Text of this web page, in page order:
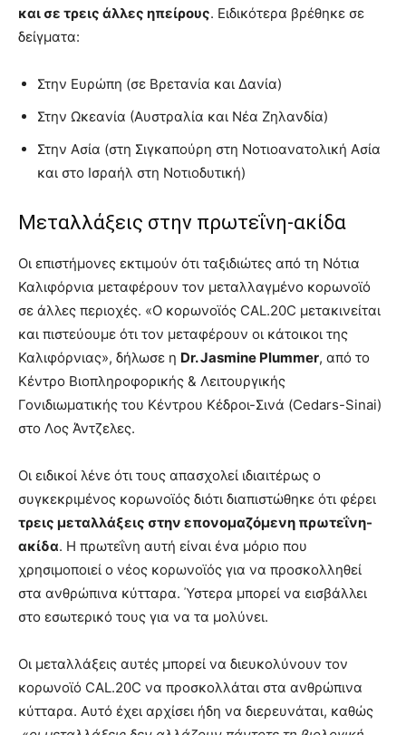
και σε τρεις άλλες ηπείρους. Ειδικότερα βρέθηκε σε
δείγματα:
Στην Ευρώπη (σε Βρετανία και Δανία)
Στην Ωκεανία (Αυστραλία και Νέα Ζηλανδία)
Στην Ασία (στη Σιγκαπούρη στη Νοτιοανατολική Ασία
και στο Ισραήλ στη Νοτιοδυτική)
Μεταλλάξεις στην πρωτεΐνη-ακίδα
Οι επιστήμονες εκτιμούν ότι ταξιδιώτες από τη Νότια
Καλιφόρνια μεταφέρουν τον μεταλλαγμένο κορωνοϊό
σε άλλες περιοχές. «Ο κορωνοϊός CAL.20C μετακινείται
και πιστεύουμε ότι τον μεταφέρουν οι κάτοικοι της
Καλιφόρνιας», δήλωσε η Dr. Jasmine Plummer, από το
Κέντρο Βιοπληροφορικής & Λειτουργικής
Γονιδιωματικής του Κέντρου Κέδροι-Σινά (Cedars-Sinai)
στο Λος Άντζελες.
Οι ειδικοί λένε ότι τους απασχολεί ιδιαιτέρως ο
συγκεκριμένος κορωνοϊός διότι διαπιστώθηκε ότι φέρει
τρεις μεταλλάξεις στην επονομαζόμενη πρωτεΐνη-
ακίδα. Η πρωτεΐνη αυτή είναι ένα μόριο που
χρησιμοποιεί ο νέος κορωνοϊός για να προσκολληθεί
στα ανθρώπινα κύτταρα. Ύστερα μπορεί να εισβάλλει
στο εσωτερικό τους για να τα μολύνει.
Οι μεταλλάξεις αυτές μπορεί να διευκολύνουν τον
κορωνοϊό CAL.20C να προσκολλάται στα ανθρώπινα
κύτταρα. Αυτό έχει αρχίσει ήδη να διερευνάται, καθώς